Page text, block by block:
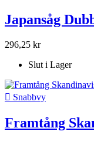
Japansåg
296,25 kr
Slut i Lager
 Snabbvy
Framtång